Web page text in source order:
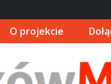
O projekcie